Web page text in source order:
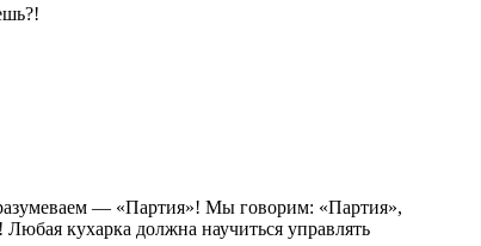
— «Партия»! Мы говорим: «Партия»,
кухарка должна научиться управлять